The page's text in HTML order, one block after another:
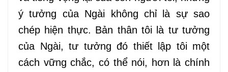
ý tưởng của Ngài không chỉ là sự sao
chép hiện thực. Bản thân tôi là tư tưởng
của Ngài, tư tưởng đó thiết lập tôi một
cách vững chắc, có thể nói, hơn là chính